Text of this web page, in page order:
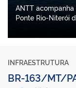
ANTT
Ponte Rio-Niterói
INFRAESTRUTURA
BR-163/MT/